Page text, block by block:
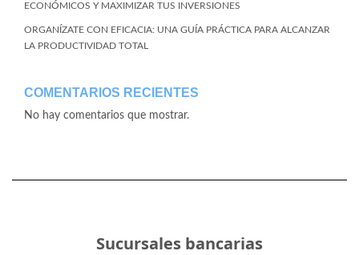
ECONÓMICOS Y MAXIMIZAR TUS INVERSIONES
ORGANÍZATE CON EFICACIA: UNA GUÍA PRÁCTICA PARA ALCANZAR
LA PRODUCTIVIDAD TOTAL
COMENTARIOS RECIENTES
No hay comentarios que mostrar.
Sucursales bancarias